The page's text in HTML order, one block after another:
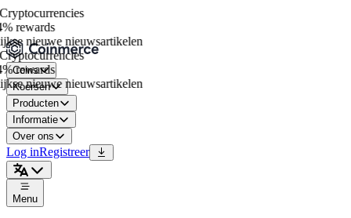
rewards
nieuwe nieuwsartikelen
rewards
nieuwe nieuwsartikelen
Coins
Koersen
Producten
Informatie
Over ons
Log inRegistreer
Menu